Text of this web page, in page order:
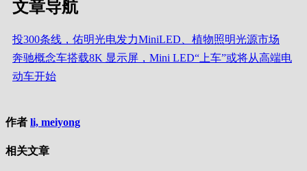
文章导航
投300条线，佑明光电发力MiniLED、植物照明光源市场
奔驰概念车搭载8K 显示屏，Mini LED“上车”或将从高端电
动车开始
作者 li, meiyong
相关文章